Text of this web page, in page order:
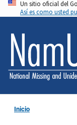
Pasar
al
contenido
principal
Un sitio oficial del
Así es como usted
Inicio